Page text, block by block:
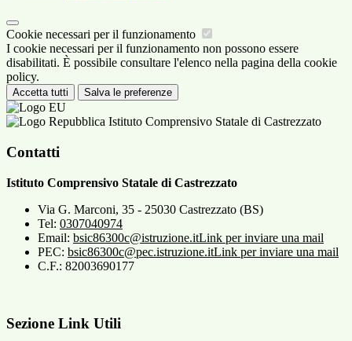
Cookie necessari per il funzionamento
I cookie necessari per il funzionamento non possono essere
disabilitati. È possibile consultare l'elenco nella pagina della cookie
policy.
Accetta tutti Salva le preferenze
Istituto Comprensivo Statale di Castrezzato
Contatti
Istituto Comprensivo Statale di Castrezzato
Via G. Marconi, 35 - 25030 Castrezzato (BS)
Tel: 0307040974
Email: bsic86300c@istruzione.itLink per inviare una mail
PEC: bsic86300c@pec.istruzione.itLink per inviare una mail
C.F.: 82003690177
Sezione Link Utili